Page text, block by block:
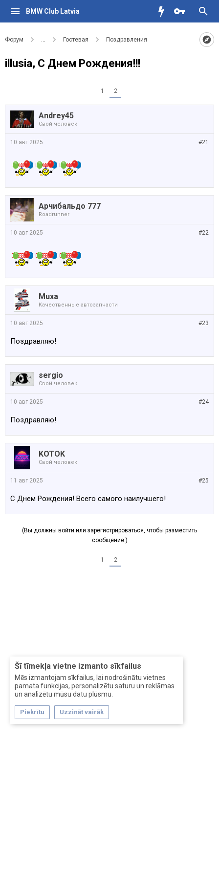
BMW Club Latvia
Форум ... Гостевая Поздравления
Šī tīmekļa vietne izmanto sīkfailus
Mēs izmantojam sīkfailus, lai nodrošinātu vietnes
pamata funkcijas, personalizētu saturu un reklāmas
un analizētu mūsu datu plūsmu.
Piekrītu Uzzināt vairāk
illusia, С Днем Рождения!!!
1 2
Andrey45
Свой человек
#21
10 авг 2025
Арчибальдо 777
Roadrunner
#22
10 авг 2025
Muxa
Качественные автозапчасти
#23
10 авг 2025
Поздравляю!
sergio
Свой человек
#24
10 авг 2025
Поздравляю!
KOTOK
Свой человек
#25
11 авг 2025
С Днем Рождения! Всего самого наилучшего!
(Вы должны войти или зарегистрироваться, чтобы разместить
сообщение.)
1 2